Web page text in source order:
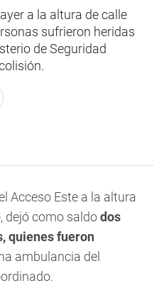
a la altura de calle
sufrieron heridas
de Seguridad
Acceso Este a la altura
dejó como saldodos
quienes fueron
ambulancia del